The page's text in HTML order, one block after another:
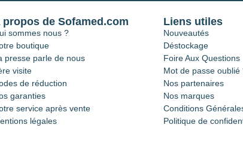
propos de Sofamed.com
sommes nous ?
boutique
presse parle de nous
visite
de réduction
garanties
service après vente
légales
Liens utiles
Nouveautés
Déstockage
Foire Aux Questions
Mot de passe oublié
Nos partenaires
Nos marques
Conditions
Politique de